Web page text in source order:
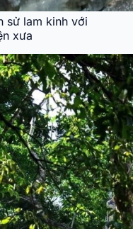
sử lam kinh với
xưa